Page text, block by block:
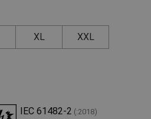
XL XXL
IEC 61482-2 (:2018)